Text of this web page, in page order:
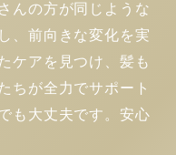
んの方が同じような
、前向きな変化を実
ケアを見つけ、髪も
ちが全力でサポート
も大丈夫です。安心